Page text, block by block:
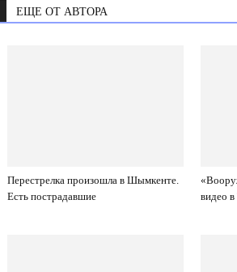
ЕЩЕ ОТ АВТОРА
Перестрелка произошла в Шымкенте.
Есть пострадавшие
видео в